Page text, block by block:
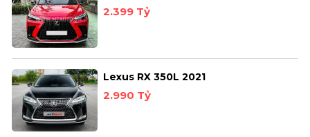
2.399 Tỷ
Lexus RX 350L 2021
2.990 Tỷ